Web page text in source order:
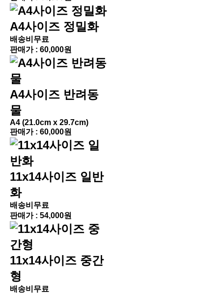
A4사이즈 정밀화
배송비무료
판매가 : 60,000원
A4사이즈 반려동
물
A4 (21.0cm x 29.7cm)
판매가 : 60,000원
11x14사이즈 일반
화
배송비무료
판매가 : 54,000원
11x14사이즈 중간
형
배송비무료